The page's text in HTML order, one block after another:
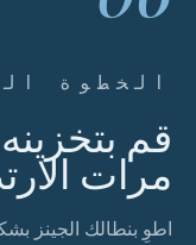
الخطوة
قم
مرات
اطوِ بنطالك الجينز